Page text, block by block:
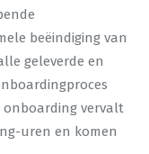
beëindiging van
geleverde en
onboarding vervalt
uren en komen